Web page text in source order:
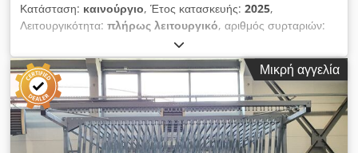
Κατάσταση: καινούργιο, Έτος κατασκευής: 2025,
Λειτουργικότητα: πλήρως λειτουργικό, αριθμός συρταριών:
12 μήνες
ΘΗΚΕΣ ΓΙΑ ΑΠΟΘΗΚΕΥΣΗ ΥΑΛΟΣΕΛΙΔΩΝ D220-10 ΕΤΟΣ
ΚΑΤΑΣΚΕΥΗΣ 2026 / ΕΝΤΕΛΩΣ ΚΑΙΝΟΥΡΓΙΟ Είμαστε
κατασκευαστές εξώσιμων ραφιών για την αποθήκευση
υαλοπινάκων (κιβώτια με γυαλί) ή άλλων πλακοειδών υλικών
(λαμαρίνα, χαλαζίας, πολυκαρβονικό, πλακέτες επίπλων).
Dkedpfjhcipgox An Ejr Τα ράφια μας έχουν αναπτυχθεί και
Μικρή αγγελία